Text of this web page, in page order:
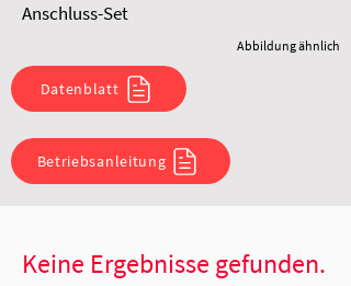
Anschluss-Set
Abbildung ähnlich
Datenblatt
Betriebsanleitung
Keine Ergebnisse gefunden.